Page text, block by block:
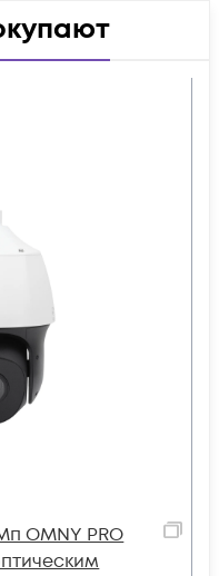
OMNY PRO